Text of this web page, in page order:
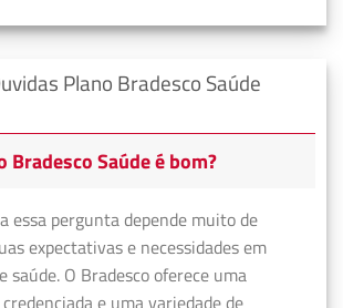
Plano Bradesco Saúde
Bradesco Saúde é bom?
essa pergunta depende muito de
expectativas e necessidades em
saúde. O Bradesco oferece uma